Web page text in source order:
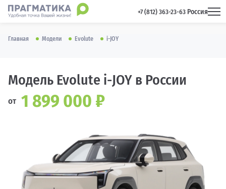
+7 (812) 363-23-63 Россия
Главная Модели Evolute i-JOY
Модель Evolute i-JOY в России
от 1 899 000 ₽